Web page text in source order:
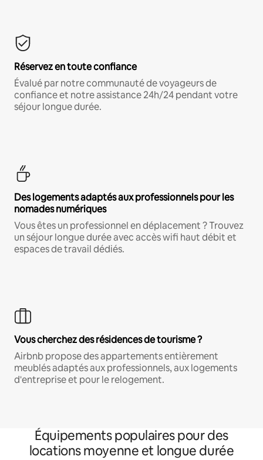
Réservez en toute confiance
Évalué par notre communauté de voyageurs de
confiance et notre assistance 24h/24 pendant votre
séjour longue durée.
Des logements adaptés aux professionnels pour les
nomades numériques
Vous êtes un professionnel en déplacement ? Trouvez
un séjour longue durée avec accès wifi haut débit et
espaces de travail dédiés.
Vous cherchez des résidences de tourisme ?
Airbnb propose des appartements entièrement
meublés adaptés aux professionnels, aux logements
d'entreprise et pour le relogement.
Équipements populaires pour des
locations moyenne et longue durée